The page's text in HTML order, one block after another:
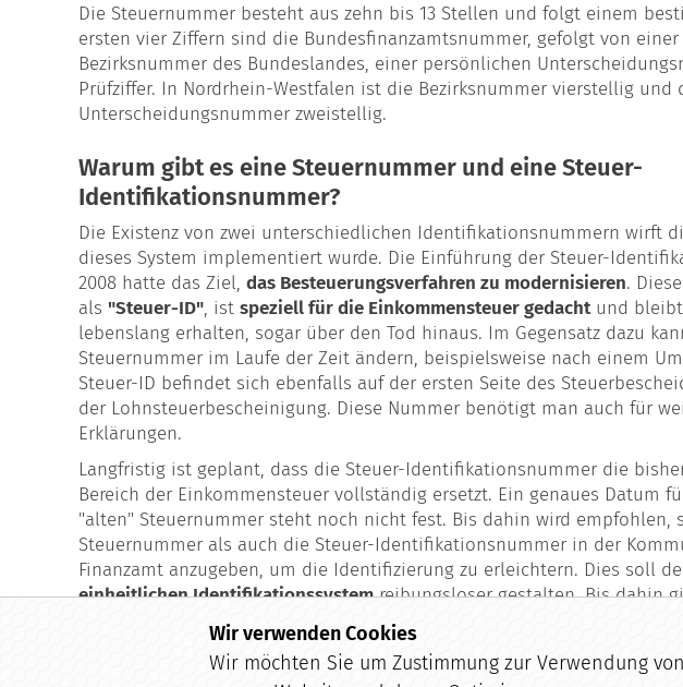
Die Steuernummer besteht aus zehn bis 13 Stellen und folgt einem
ersten vier Ziffern sind die Bundesfinanzamtsnummer, gefolgt von
Bezirksnummer des Bundeslandes, einer persönlichen
Prüfziffer. In Nordrhein-Westfalen ist die Bezirksnummer vierstellig und
Unterscheidungsnummer zweistellig.
Warum gibt es eine Steuernummer und eine Steuer-
Identifikationsnummer?
Die Existenz von zwei unterschiedlichen Identifikationsnummern wirft
dieses System implementiert wurde. Die Einführung der Steuer-
2008 hatte das Ziel, das Besteuerungsverfahren zu modernisieren.
als "Steuer-ID", ist speziell für die Einkommensteuer gedachtund bleibt
lebenslang erhalten, sogar über den Tod hinaus. Im Gegensatz dazu
Steuernummer im Laufe der Zeit ändern, beispielsweise nach einem
Steuer-ID befindet sich ebenfalls auf der ersten Seite des
der Lohnsteuerbescheinigung. Diese Nummer benötigt man auch für
Erklärungen.
Langfristig ist geplant, dass die Steuer-Identifikationsnummer die
Bereich der Einkommensteuer vollständig ersetzt. Ein genaues Datum
"alten" Steuernummer steht noch nicht fest. Bis dahin wird empfohlen,
Steuernummer als auch die Steuer-Identifikationsnummer in der
Finanzamt anzugeben, um die Identifizierung zu erleichtern. Dies soll
einheitlichen Identifikationssystemreibungsloser gestalten. Bis dahin
zwei Steuernummern pro Bürger.
Wir verwenden Cookies
Wir möchten Sie um Zustimmung zur Verwendung